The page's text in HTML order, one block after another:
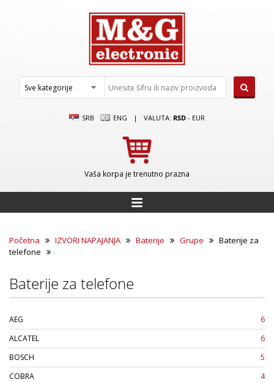
SRB ENG | VALUTA: RSD - EUR
Vaša korpa je trenutno prazna
Početna IZVORI NAPAJANJA Baterije Grupe
Baterije za
telefone
Baterije za telefone
AEG
6
ALCATEL
6
BOSCH
5
COBRA
4